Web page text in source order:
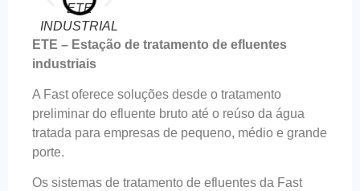
ETE
INDUSTRIAL
ETE – Estação de tratamento de efluentes
industriais
A Fast oferece soluções desde o tratamento
preliminar do efluente bruto até o reúso da água
tratada para empresas de pequeno, médio e grande
porte.
Os sistemas de tratamento de efluentes da Fast